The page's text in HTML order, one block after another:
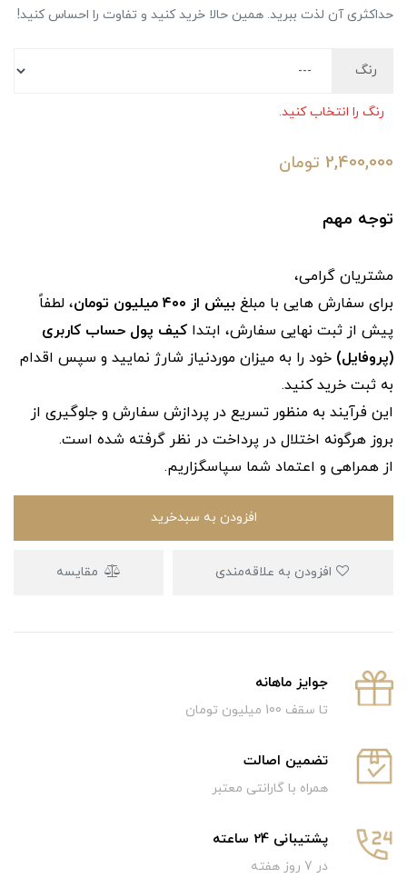
حداکثری آن لذت ببرید. همین حالا خرید کنید و تفاوت را احساس کنید!
رنگ
رنگ را انتخاب کنید.
2,400,000 تومان
توجه مهم
مشتریان گرامی،
برای سفارش‌ هایی با مبلغ بیش از ۴۰۰ میلیون تومان
، لطفاً
پیش از ثبت نهایی سفارش، ابتدا کیف پول حساب کاربری
(پروفایل) خود را به میزان موردنیاز شارژ نمایید و سپس اقدام
به ثبت خرید کنید.
این فرآیند به‌ منظور تسریع در پردازش سفارش و جلوگیری از
بروز هرگونه اختلال در پرداخت در نظر گرفته شده است.
از همراهی و اعتماد شما سپاسگزاریم.
افزودن به سبدخرید
مقایسه
جوایز ماهانه
تا سقف 100 میلیون تومان
تضمین اصالت
همراه با گارانتی معتبر
پشتیبانی 24 ساعته
در 7 روز هفته